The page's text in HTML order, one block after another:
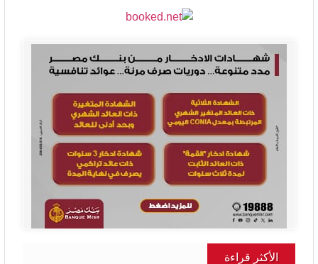
الأكثر قراءة